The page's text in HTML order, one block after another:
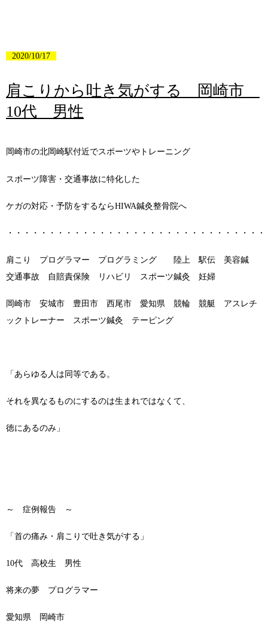
2020/10/17
肩こりから吐き気がする 岡崎市
10代 男性
岡崎市の北岡崎駅付近でスポーツやトレーニング
スポーツ障害・交通事故に特化した
ケガの対応・予防をするならHIWA鍼灸整骨院へ
・・・・・・・・・・・・・・・・・・・・・・・・・・・・・・
肩こり プログラマー プログラミング 陸上 駅伝 美容鍼
交通事故 自賠責保険 リハビリ スポーツ鍼灸 妊婦
岡崎市 安城市 豊田市 西尾市 愛知県 競輪 競艇 アスレチ
ックトレーナー スポーツ鍼灸 テーピング
「あらゆる人は同等である。
それを異なるものにするのは生まれではなくて、
徳にあるのみ」
～ 症例報告 ～
「首の痛み・肩こりで吐き気がする」
10代 高校生 男性
将来の夢 プログラマー
愛知県 岡崎市